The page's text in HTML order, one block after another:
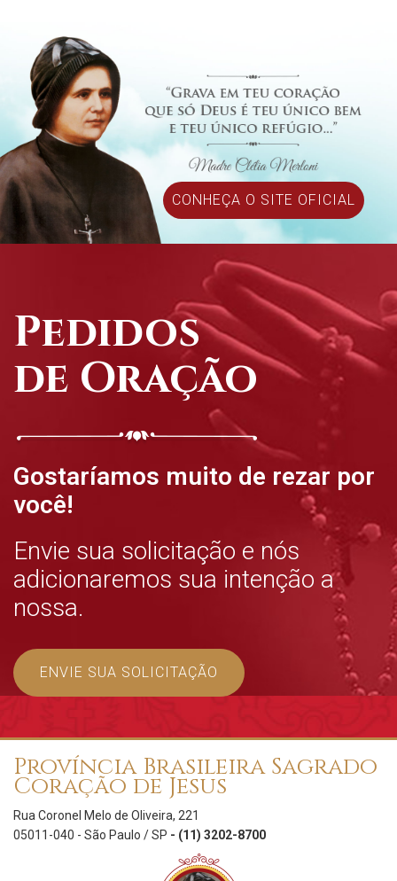
CONHEÇA O SITE OFICIAL
Pedidos
de Oração
Gostaríamos muito de rezar por
você!
Envie sua solicitação e nós
adicionaremos sua intenção a
nossa.
ENVIE SUA SOLICITAÇÃO
Província Brasileira Sagrado
Coração de Jesus
Rua Coronel Melo de Oliveira, 221
05011-040 - São Paulo / SP - (11) 3202-8700